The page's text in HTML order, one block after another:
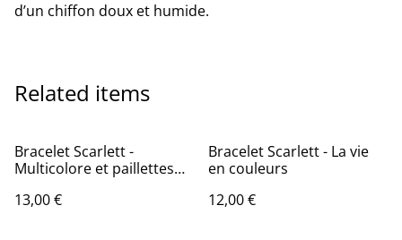
d’un chiffon doux et humide.
Related items
Bracelet Scarlett -
Multicolore et paillettes
13,00 €
Bracelet Scarlett - La vie
en couleurs
12,00 €